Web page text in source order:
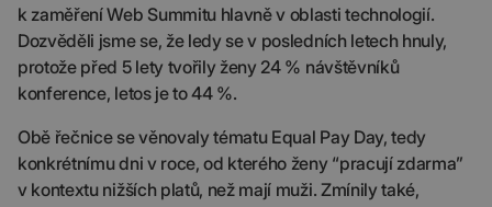
k zaměření Web Summitu hlavně v oblasti technologií.
Dozvěděli jsme se, že ledy se v posledních letech hnuly,
protože před 5 lety tvořily ženy 24 % návštěvníků
konference, letos je to 44 %.
Obě řečnice se věnovaly tématu Equal Pay Day, tedy
konkrétnímu dni v roce, od kterého ženy “pracují zdarma”
v kontextu nižších platů, než mají muži. Zmínily také,